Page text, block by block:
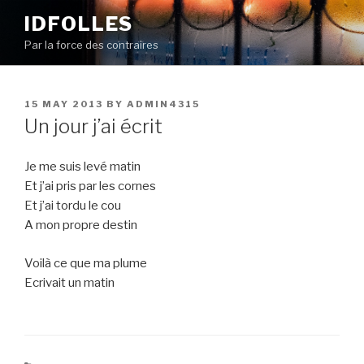
content
IDFOLLES
Par la force des contraires
POSTED
ON
15 MAY 2013 BY ADMIN4315
Un jour j’ai écrit
Je me suis levé matin
Et j’ai pris par les cornes
Et j’ai tordu le cou
A mon propre destin
Voilà ce que ma plume
Ecrivait un matin